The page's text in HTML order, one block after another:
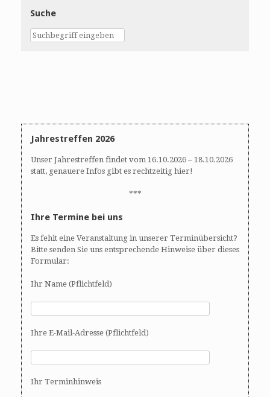
Suche
Jahrestreffen 2026
Unser Jahrestreffen findet vom 16.10.2026 – 18.10.2026
statt, genauere Infos gibt es rechtzeitig hier!
***
Ihre Termine bei uns
Es fehlt eine Veranstaltung in unserer Terminübersicht?
Bitte senden Sie uns entsprechende Hinweise über dieses
Formular:
Ihr Name (Pflichtfeld)
Ihre E-Mail-Adresse (Pflichtfeld)
Ihr Terminhinweis